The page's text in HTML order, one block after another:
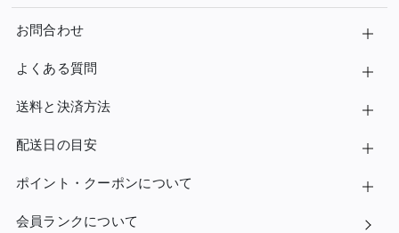
お問合わせ
よくある質問
送料と決済方法
配送日の目安
ポイント・クーポンについて
会員ランクについて